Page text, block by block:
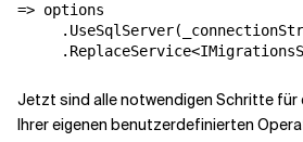
=> options
Jetzt sind alle notwendigen Schritte für
Ihrer eigenen benutzerdefinierten